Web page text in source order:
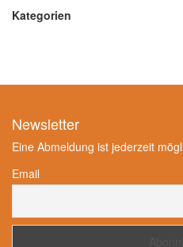
Kategorien
Newsletter
Eine Abmeldung ist jederzeit
Email